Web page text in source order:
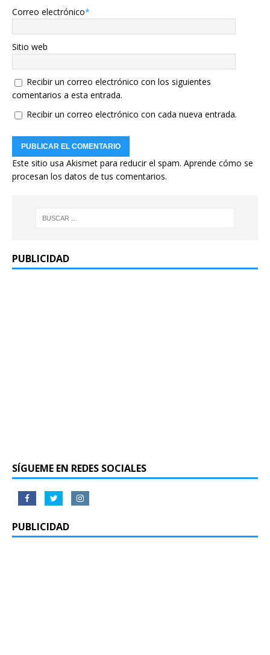
Correo electrónico*
Sitio web
Recibir un correo electrónico con los siguientes
comentarios a esta entrada.
Recibir un correo electrónico con cada nueva entrada.
Este sitio usa Akismet para reducir el spam. Aprende cómo se
procesan los datos de tus comentarios.
PUBLICIDAD
SÍGUEME EN REDES SOCIALES
PUBLICIDAD